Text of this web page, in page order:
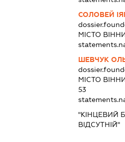
СОЛОВЕЙ
МІСТО
ШЕВЧУК
МІСТО
53
"КІНЦЕВИЙ
ВІДСУТНІЙ"